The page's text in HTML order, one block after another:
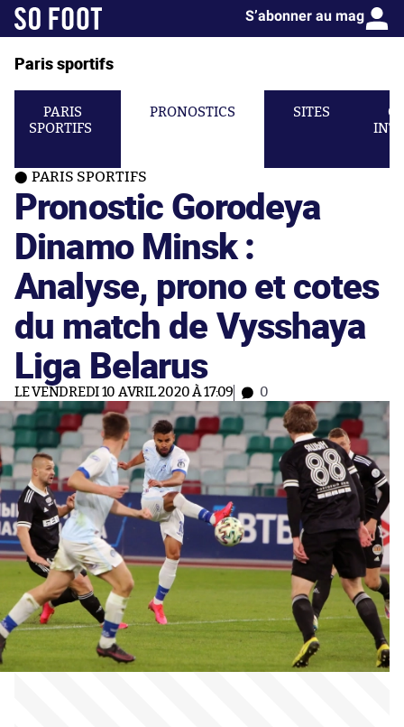
S’abonner au mag
Paris sportifs
PARIS
SPORTIFS
PRONOSTICS SITES
PARIS SPORTIFS
Pronostic Gorodeya
Dinamo Minsk :
Analyse, prono et cotes
du match de Vysshaya
Liga Belarus
LE VENDREDI 10 AVRIL 2020 À 17:09 0